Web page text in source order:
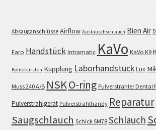
Absauganschlüsse Airflow Austauschschlauch Bien Air
Faro Handstück Intramatic KaVo KaVo K9
Kohlebürsten Kupplung Laborhandstück Lux
Muss 240 A/B NSKO-ring Pulverstrahler Dental
Pulverstrahlgerät Pulverstrahlhandy Reparatur
Saugschlauch Schick SM78 Schlauch